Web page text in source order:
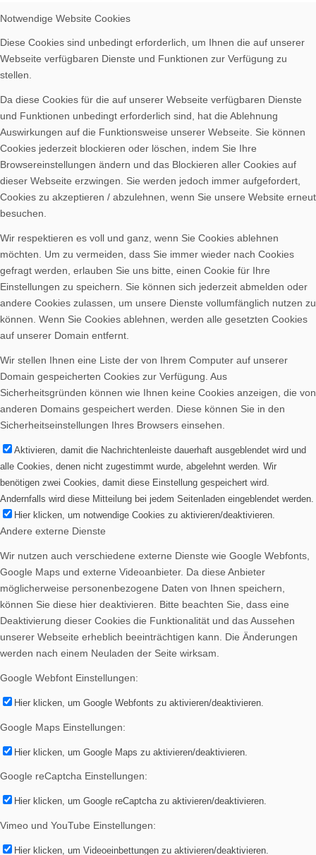
Notwendige Website Cookies
Diese Cookies sind unbedingt erforderlich, um Ihnen die auf unserer
Webseite verfügbaren Dienste und Funktionen zur Verfügung zu
stellen.
Da diese Cookies für die auf unserer Webseite verfügbaren Dienste
und Funktionen unbedingt erforderlich sind, hat die Ablehnung
Auswirkungen auf die Funktionsweise unserer Webseite. Sie können
Cookies jederzeit blockieren oder löschen, indem Sie Ihre
Browsereinstellungen ändern und das Blockieren aller Cookies auf
dieser Webseite erzwingen. Sie werden jedoch immer aufgefordert,
Cookies zu akzeptieren / abzulehnen, wenn Sie unsere Website erneut
besuchen.
Wir respektieren es voll und ganz, wenn Sie Cookies ablehnen
möchten. Um zu vermeiden, dass Sie immer wieder nach Cookies
gefragt werden, erlauben Sie uns bitte, einen Cookie für Ihre
Einstellungen zu speichern. Sie können sich jederzeit abmelden oder
andere Cookies zulassen, um unsere Dienste vollumfänglich nutzen zu
können. Wenn Sie Cookies ablehnen, werden alle gesetzten Cookies
auf unserer Domain entfernt.
Wir stellen Ihnen eine Liste der von Ihrem Computer auf unserer
Domain gespeicherten Cookies zur Verfügung. Aus
Sicherheitsgründen können wie Ihnen keine Cookies anzeigen, die von
anderen Domains gespeichert werden. Diese können Sie in den
Sicherheitseinstellungen Ihres Browsers einsehen.
Aktivieren, damit die Nachrichtenleiste dauerhaft ausgeblendet wird und
alle Cookies, denen nicht zugestimmt wurde, abgelehnt werden. Wir
benötigen zwei Cookies, damit diese Einstellung gespeichert wird.
Andernfalls wird diese Mitteilung bei jedem Seitenladen eingeblendet werden.
Hier klicken, um notwendige Cookies zu aktivieren/deaktivieren.
Andere externe Dienste
Wir nutzen auch verschiedene externe Dienste wie Google Webfonts,
Google Maps und externe Videoanbieter. Da diese Anbieter
möglicherweise personenbezogene Daten von Ihnen speichern,
können Sie diese hier deaktivieren. Bitte beachten Sie, dass eine
Deaktivierung dieser Cookies die Funktionalität und das Aussehen
unserer Webseite erheblich beeinträchtigen kann. Die Änderungen
werden nach einem Neuladen der Seite wirksam.
Google Webfont Einstellungen:
Hier klicken, um Google Webfonts zu aktivieren/deaktivieren.
Google Maps Einstellungen:
Hier klicken, um Google Maps zu aktivieren/deaktivieren.
Google reCaptcha Einstellungen:
Hier klicken, um Google reCaptcha zu aktivieren/deaktivieren.
Vimeo und YouTube Einstellungen:
Hier klicken, um Videoeinbettungen zu aktivieren/deaktivieren.